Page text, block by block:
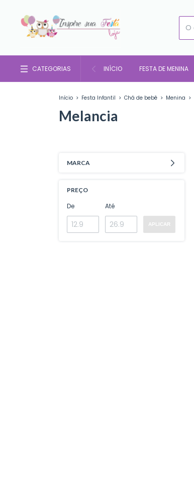
CATEGORIAS INÍCIO FESTA DE MENINA
Início > Festa Infantil > Chá de bebê > Menina >
Melancia
MARCA
PREÇO
De Até
APLICAR